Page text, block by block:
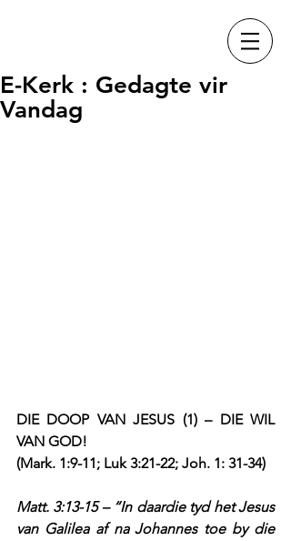
E-Kerk : Gedagte vir
Vandag
DIE DOOP VAN JESUS (1) – DIE WIL
VAN GOD!
(Mark. 1:9-11; Luk 3:21-22; Joh. 1: 31-34)
Matt. 3:13-15 – “In daardie tyd het Jesus
van Galilea af na Johannes toe by die